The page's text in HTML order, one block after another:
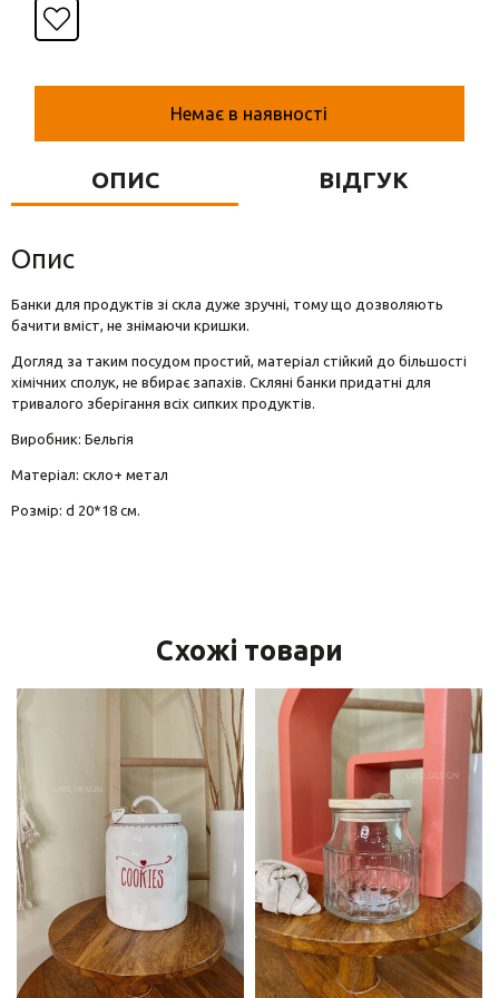
Вази для квітів
Немає в наявності
ОПИС ВІДГУК
Опис
Банки для продуктів зі скла дуже зручні, тому що дозволяють
бачити вміст, не знімаючи кришки.
Догляд за таким посудом простий, матеріал стійкий до більшості
хімічних сполук, не вбирає запахів. Скляні банки придатні для
тривалого зберігання всіх сипких продуктів.
Виробник: Бельгія
Матеріал: скло+ метал
Розмір: d 20*18 см.
Схожі товари